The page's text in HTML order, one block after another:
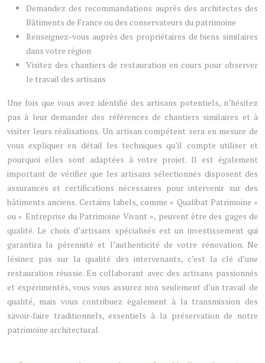
Demandez des recommandations auprès des architectes des
Bâtiments de France ou des conservateurs du patrimoine
Renseignez-vous auprès des propriétaires de biens similaires
dans votre région
Visitez des chantiers de restauration en cours pour observer
le travail des artisans
Une fois que vous avez identifié des artisans potentiels, n’hésitez
pas à leur demander des références de chantiers similaires et à
visiter leurs réalisations. Un artisan compétent sera en mesure de
vous expliquer en détail les techniques qu’il compte utiliser et
pourquoi elles sont adaptées à votre projet. Il est également
important de vérifier que les artisans sélectionnés disposent des
assurances et certifications nécessaires pour intervenir sur des
bâtiments anciens. Certains labels, comme « Qualibat Patrimoine »
ou « Entreprise du Patrimoine Vivant », peuvent être des gages de
qualité. Le choix d’artisans spécialisés est un investissement qui
garantira la pérennité et l’authenticité de votre rénovation. Ne
lésinez pas sur la qualité des intervenants, c’est la clé d’une
restauration réussie. En collaborant avec des artisans passionnés
et expérimentés, vous vous assurez non seulement d’un travail de
qualité, mais vous contribuez également à la transmission des
savoir-faire traditionnels, essentiels à la préservation de notre
patrimoine architectural.